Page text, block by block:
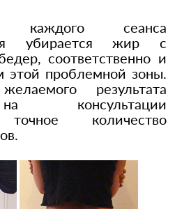
каждого сеанса
убирается жир с
соответственно и
этой проблемной зоны.
результата
консультации
точное количество